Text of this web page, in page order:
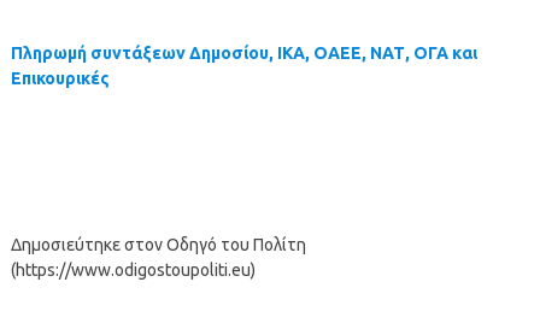
Πληρωμή συντάξεων Δημοσίου, ΙΚΑ, ΟΑΕΕ, ΝΑΤ, ΟΓΑ και
Επικουρικές
Δημοσιεύτηκε στον Οδηγό του Πολίτη
(https://www.odigostoupoliti.eu)